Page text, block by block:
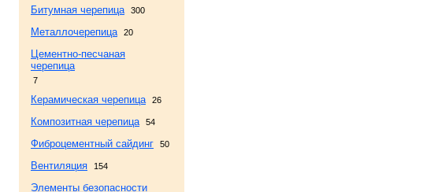
Битумная черепица 300
Металлочерепица 20
Цементно-песчаная
черепица
7
Керамическая черепица 26
Композитная черепица 54
Фиброцементный сайдинг 50
Вентиляция 154
Элементы безопасности